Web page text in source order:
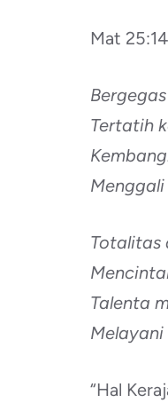
Mat
Tertatih
Totalitas
Talenta
“Hal